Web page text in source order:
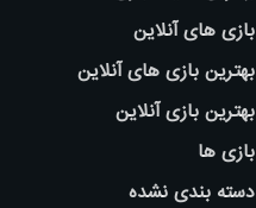
بازی های آنلاین
بهترین بازی های آنلاین
بهترین بازی آنلاین
بازی ها
دسته بندی نشده